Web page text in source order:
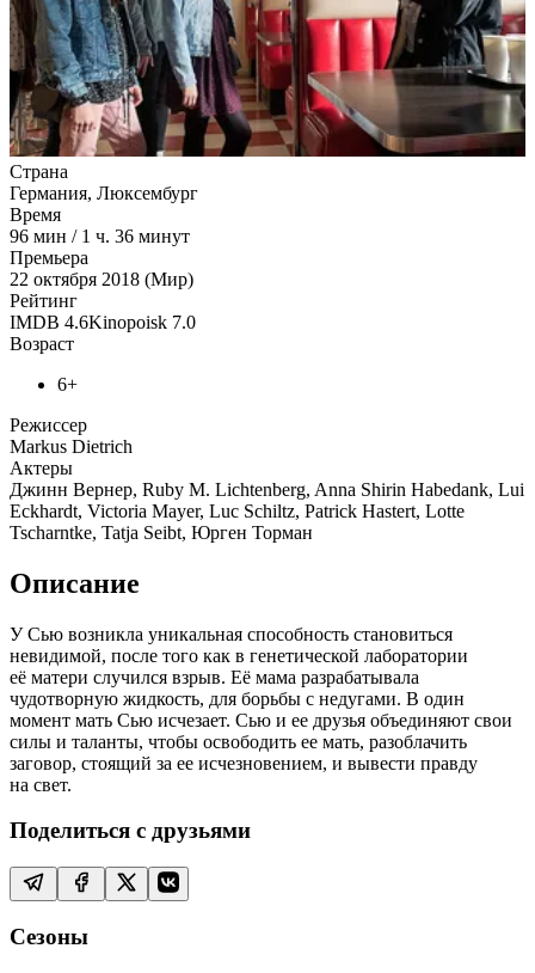
Страна
Германия, Люксембург
Время
96 мин / 1 ч. 36 минут
Премьера
22 октября 2018 (Мир)
Рейтинг
IMDB 4.6Kinopoisk 7.0
Возраст
6+
Режиссер
Markus Dietrich
Актеры
Джинн Вернер, Ruby M. Lichtenberg, Anna Shirin Habedank, Lui
Eckhardt, Victoria Mayer, Luc Schiltz, Patrick Hastert, Lotte
Tscharntke, Tatja Seibt, Юрген Торман
Описание
У Сью возникла уникальная способность становиться
невидимой, после того как в генетической лаборатории
её матери случился взрыв. Её мама разрабатывала
чудотворную жидкость, для борьбы с недугами. В один
момент мать Сью исчезает. Сью и ее друзья объединяют свои
силы и таланты, чтобы освободить ее мать, разоблачить
заговор, стоящий за ее исчезновением, и вывести правду
на свет.
Поделиться с друзьями
Сезоны